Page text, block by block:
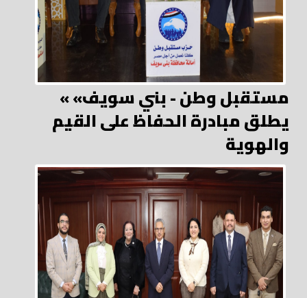
« مستقبل وطن - بني سويف»
يطلق مبادرة الحفاظ على القيم
والهوية